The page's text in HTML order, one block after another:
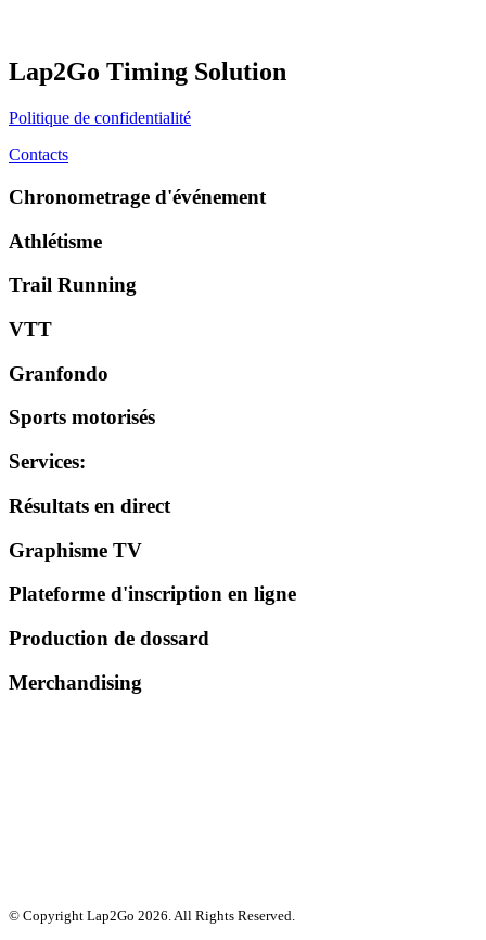
Lap2Go Timing Solution
Politique de confidentialité
Contacts
Chronometrage d'événement
Athlétisme
Trail Running
VTT
Granfondo
Sports motorisés
Services:
Résultats en direct
Graphisme TV
Plateforme d'inscription en ligne
Production de dossard
Merchandising
© Copyright Lap2Go 2026. All Rights Reserved.